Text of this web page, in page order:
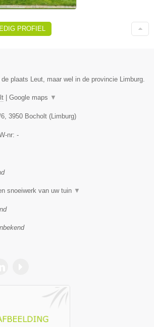
PROFIEL
plaats Leut, maar wel in de provincie Limburg.
| Google maps ▼
3950 Bocholt (Limburg)
nr: -
snoeiwerk van uw tuin ▼